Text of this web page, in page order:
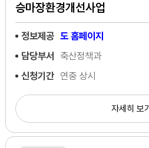
승마장환경개선사업
정보제공 도 홈페이지
담당부서
축산정책과
신청기간 연중 상시
자세히 보기